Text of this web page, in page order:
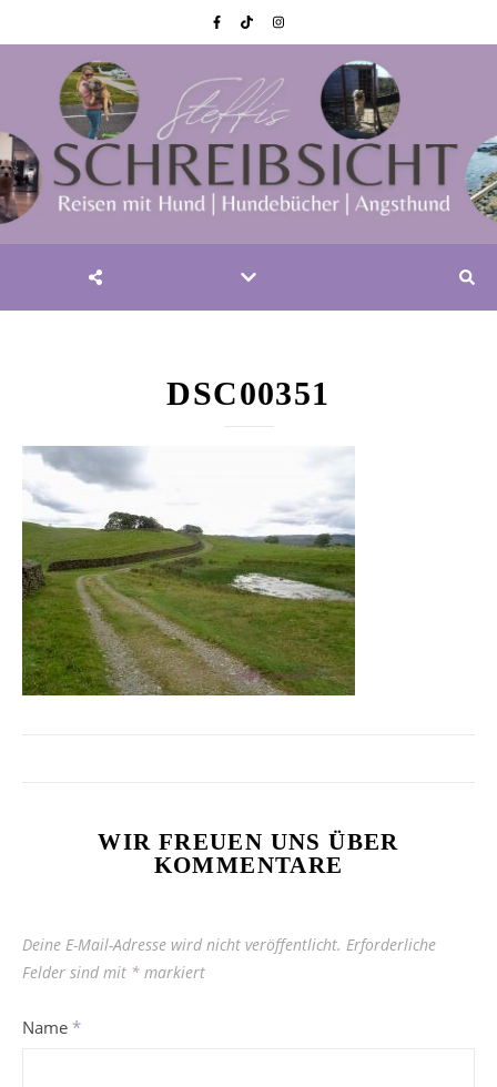
DSC00351
WIR FREUEN UNS ÜBER
KOMMENTARE
Deine E-Mail-Adresse wird nicht veröffentlicht. Erforderliche
Felder sind mit * markiert
Name *